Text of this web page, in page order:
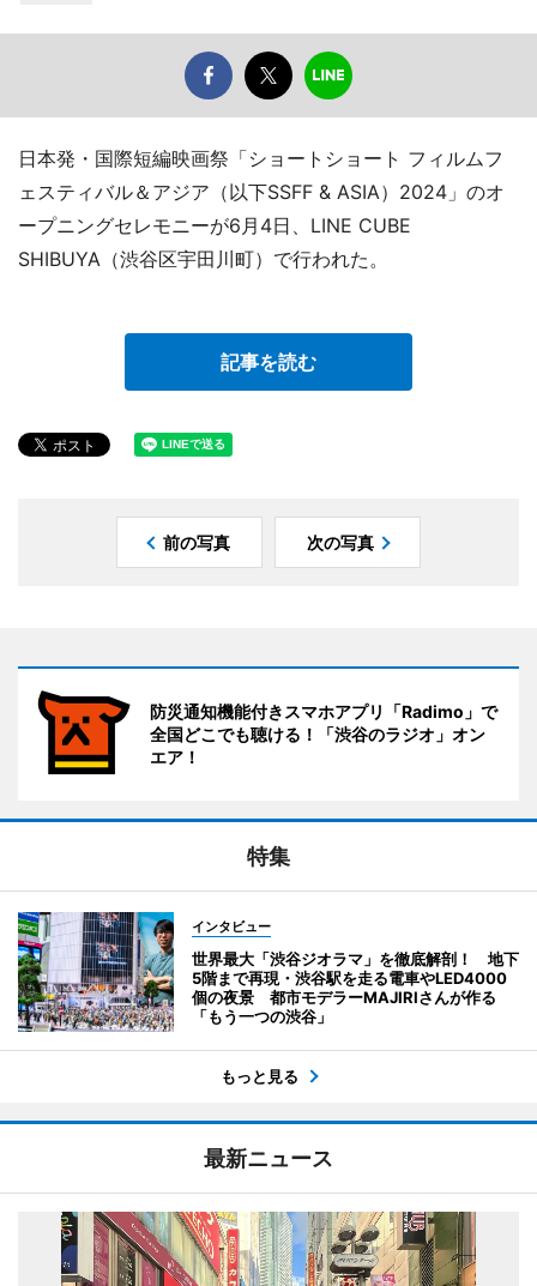
日本発・国際短編映画祭「ショートショート フィルムフ
ェスティバル＆アジア（以下SSFF & ASIA）2024」のオ
ープニングセレモニーが6月4日、LINE CUBE
SHIBUYA（渋谷区宇田川町）で行われた。
記事を読む
前の写真 次の写真
防災通知機能付きスマホアプリ「Radimo」で
全国どこでも聴ける！「渋谷のラジオ」オン
エア！
特集
インタビュー
世界最大「渋谷ジオラマ」を徹底解剖！ 地下
5階まで再現・渋谷駅を走る電車やLED4000
個の夜景 都市モデラーMAJIRIさんが作る
「もう一つの渋谷」
もっと見る
最新ニュース